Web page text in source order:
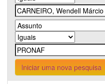
Iniciar uma nova pesquisa